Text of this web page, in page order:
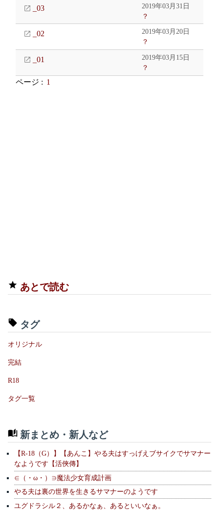
_03
2019年03月31日
？
_02
2019年03月20日
？
_01
2019年03月15日
？
ページ : 1
あとで読む
タグ
オリジナル
完結
R18
タグ一覧
新まとめ・新人など
【R-18（G）】【あんこ】やる夫はすっげえブサイクでサマナー
なようです【活俠傳】
∈（・ω・）∋魔法少女育成計画
やる夫は裏の世界を生きるサマナーのようです
ユグドラシル２、あるかなぁ、あるといいなぁ。